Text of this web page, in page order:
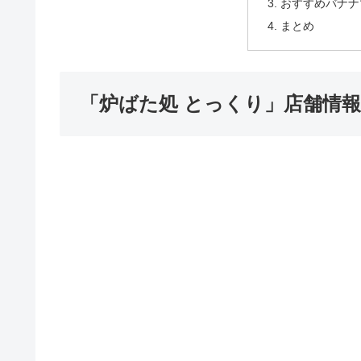
おすすめバナ
まとめ
「炉ばた処 とっくり」店舗情報